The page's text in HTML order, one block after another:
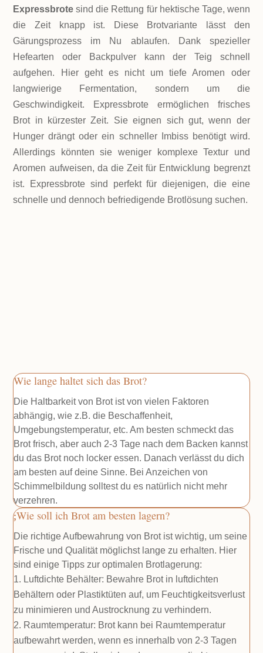
Expressbrote sind die Rettung für hektische Tage, wenn
die Zeit knapp ist. Diese Brotvariante lässt den
Gärungsprozess im Nu ablaufen. Dank spezieller
Hefearten oder Backpulver kann der Teig schnell
aufgehen. Hier geht es nicht um tiefe Aromen oder
langwierige Fermentation, sondern um die
Geschwindigkeit. Expressbrote ermöglichen frisches
Brot in kürzester Zeit. Sie eignen sich gut, wenn der
Hunger drängt oder ein schneller Imbiss benötigt wird.
Allerdings könnten sie weniger komplexe Textur und
Aromen aufweisen, da die Zeit für Entwicklung begrenzt
ist. Expressbrote sind perfekt für diejenigen, die eine
schnelle und dennoch befriedigende Brotlösung suchen.
Wie lange haltet sich das Brot?
Die Haltbarkeit von Brot ist von vielen Faktoren
abhängig, wie z.B. die Beschaffenheit,
Umgebungstemperatur, etc. Am besten schmeckt das
Brot frisch, aber auch 2-3 Tage nach dem Backen kannst
du das Brot noch locker essen. Danach verlässt du dich
am besten auf deine Sinne. Bei Anzeichen von
Schimmelbildung solltest du es natürlich nicht mehr
verzehren.
Wie soll ich Brot am besten lagern?
Die richtige Aufbewahrung von Brot ist wichtig, um seine
Frische und Qualität möglichst lange zu erhalten. Hier
sind einige Tipps zur optimalen Brotlagerung:
Luftdichte Behälter: Bewahre Brot in luftdichten
Behältern oder Plastiktüten auf, um Feuchtigkeitsverlust
zu minimieren und Austrocknung zu verhindern.
Raumtemperatur: Brot kann bei Raumtemperatur
aufbewahrt werden, wenn es innerhalb von 2-3 Tagen